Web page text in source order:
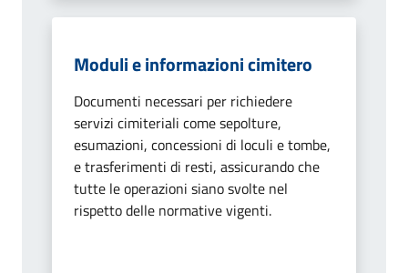
Moduli e informazioni cimitero
Documenti necessari per richiedere
servizi cimiteriali come sepolture,
esumazioni, concessioni di loculi e tombe,
e trasferimenti di resti, assicurando che
tutte le operazioni siano svolte nel
rispetto delle normative vigenti.